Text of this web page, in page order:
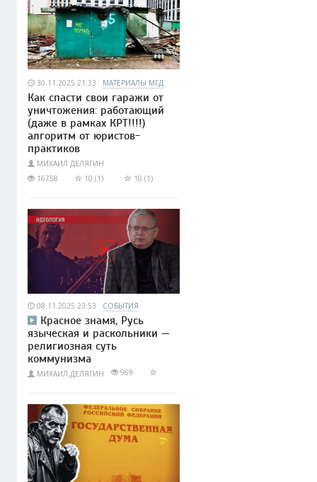
30.11.2025 21:33 МАТЕРИАЛЫ МГД
Как спасти свои гаражи от
уничтожения: работающий
(даже в рамках КРТ!!!!)
алгоритм от юристов-
практиков
МИХАИЛ ДЕЛЯГИН
16758
10 (1) 10 (1)
08.11.2025 23:53 СОБЫТИЯ
Красное знамя, Русь
языческая и раскольники —
религиозная суть
коммунизма
МИХАИЛ ДЕЛЯГИН 969